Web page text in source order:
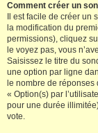
Comment créer un
Il est facile de créer
la modification du
permissions), cliquez
le voyez pas, vous
Saisissez le titre du
une option par ligne
le nombre de
« Option(s) par
pour une durée
vote.